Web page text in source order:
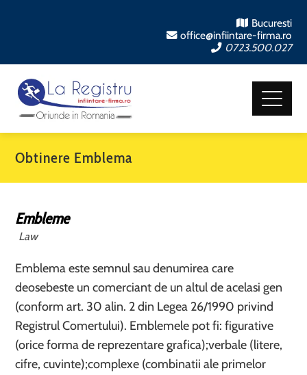
Bucuresti
office@infiintare-firma.ro
0723.500.027
Obtinere Emblema
Embleme
Law
Emblema este semnul sau denumirea care
deosebeste un comerciant de un altul de acelasi gen
(conform art. 30 alin. 2 din Legea 26/1990 privind
Registrul Comertului). Emblemele pot fi: figurative
(orice forma de reprezentare grafica);verbale (litere,
cifre, cuvinte);complexe (combinatii ale primelor